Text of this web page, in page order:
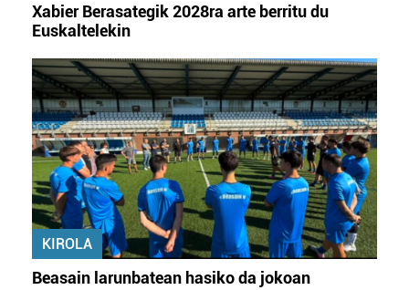
Xabier Berasategik 2028ra arte berritu du
Euskaltelekin
KIROLA
Beasain larunbatean hasiko da jokoan